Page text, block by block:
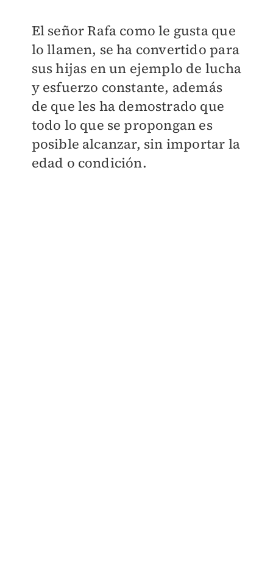
El señor Rafa como le gusta que
lo llamen, se ha convertido para
sus hijas en un ejemplo de lucha
y esfuerzo constante, además
de que les ha demostrado que
todo lo que se propongan es
posible alcanzar, sin importar la
edad o condición.